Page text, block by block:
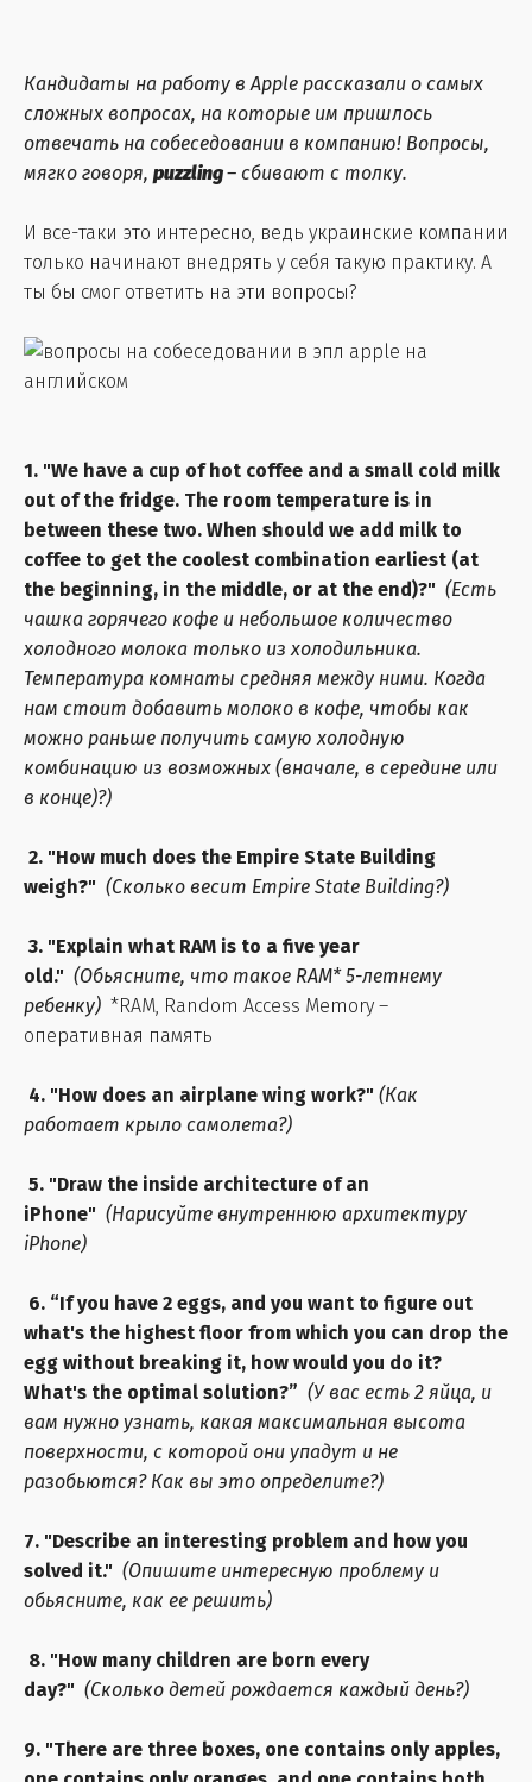
Кандидаты на работу в Apple рассказали о самых
сложных вопросах, на которые им пришлось
отвечать на собеседовании в компанию! Вопросы,
мягко говоря, puzzling– сбивают с толку.
И все-таки это интересно, ведь украинские компании
только начинают внедрять у себя такую практику. А
ты бы смог ответить на эти вопросы?
1. "We have a cup of hot coffee and a small cold milk
out of the fridge. The room temperature is in
between these two. When should we add milk to
coffee to get the coolest combination earliest (at
the beginning, in the middle, or at the end)?" (Есть
чашка горячего кофе и небольшое количество
холодного молока только из холодильника.
Температура комнаты средняя между ними. Когда
нам стоит добавить молоко в кофе, чтобы как
можно раньше получить самую холодную
комбинацию из возможных (вначале, в середине или
в конце)?)
2. "How much does the Empire State Building
weigh?" (Сколько весит Empire State Building?)
3. "Explain what RAM is to a five year
old." (Обьясните, что такое RAM* 5-летнему
ребенку) *RAM, Random Access Memory –
оперативная память
4. "How does an airplane wing work?" (Как
работает крыло самолета?)
5. "Draw the inside architecture of an
iPhone" (Нарисуйте внутреннюю архитектуру
iPhone)
6. “If you have 2 eggs, and you want to figure out
what's the highest floor from which you can drop the
egg without breaking it, how would you do it?
What's the optimal solution?” (У вас есть 2 яйца, и
вам нужно узнать, какая максимальная высота
поверхности, с которой они упадут и не
разобьются? Как вы это определите?)
7. "Describe an interesting problem and how you
solved it." (Опишите интересную проблему и
обьясните, как ее решить)
8. "How many children are born every
day?" (Сколько детей рождается каждый день?)
9. "There are three boxes, one contains only apples,